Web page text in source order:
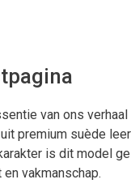
van ons
premium suède
is dit model
vakmanschap.